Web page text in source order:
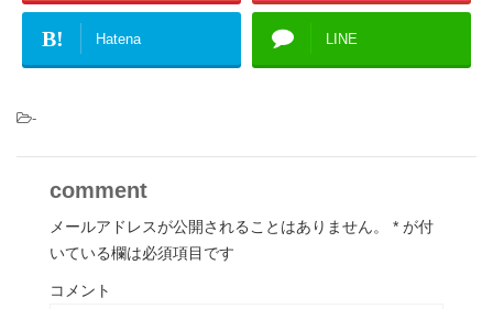
B! Hatena LINE
-
comment
メールアドレスが公開されることはありません。 * が付
いている欄は必須項目です
コメント